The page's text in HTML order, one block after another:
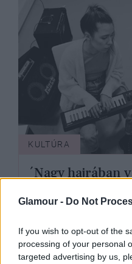
Glamour - Do Not
If you wish to opt-out of the
processing of your personal
targeted advertising by us,
KULTÚRA
´Nagy hajrában